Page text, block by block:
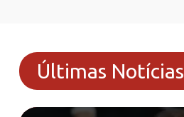
Últimas Notícias